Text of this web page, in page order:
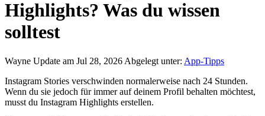
Highlights? Was du wissen
solltest
Wayne Update am Jul 28, 2026 Abgelegt unter: App-Tipps
Instagram Stories verschwinden normalerweise nach 24 Stunden.
Wenn du sie jedoch für immer auf deinem Profil behalten möchtest,
musst du Instagram Highlights erstellen.